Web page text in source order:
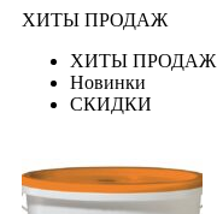
ХИТЫ ПРОДАЖ
ХИТЫ ПРОДАЖ
Новинки
СКИДКИ